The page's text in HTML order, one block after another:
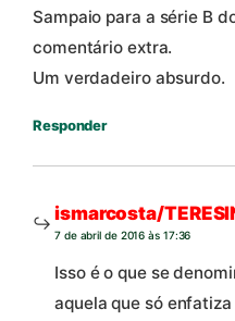
Sampaio para a série B
comentário extra.
Um verdadeiro absurdo.
Responder
ismarcosta/
7 de abril de 2016 às 17:36
Isso é o que se
aquela que só